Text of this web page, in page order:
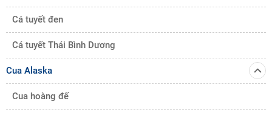
Cá tuyết đen
Cá tuyết Thái Bình Dương
Cua Alaska
Cua hoàng đế